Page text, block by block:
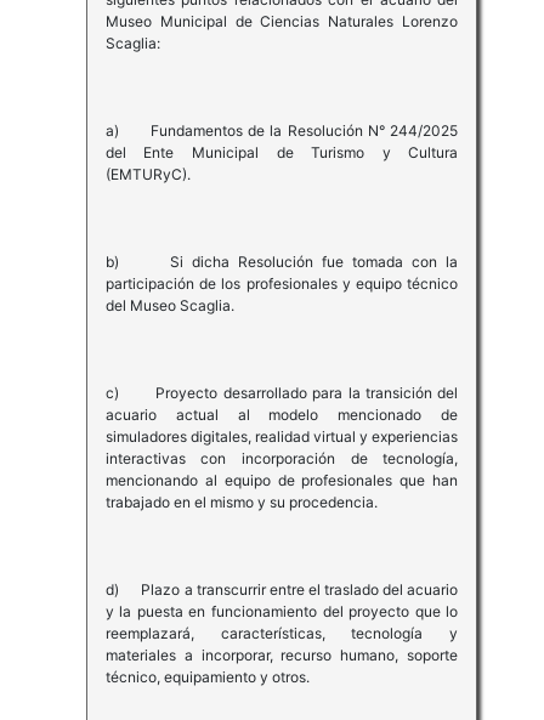
Museo Municipal de Ciencias Naturales Lorenzo
Scaglia:
a) Fundamentos de la Resolución N° 244/2025
del Ente Municipal de Turismo y Cultura
(EMTURyC).
b) Si dicha Resolución fue tomada con la
participación de los profesionales y equipo técnico
del Museo Scaglia.
c) Proyecto desarrollado para la transición del
acuario actual al modelo mencionado de
simuladores digitales, realidad virtual y experiencias
interactivas con incorporación de tecnología,
mencionando al equipo de profesionales que han
trabajado en el mismo y su procedencia.
d) Plazo a transcurrir entre el traslado del acuario
y la puesta en funcionamiento del proyecto que lo
reemplazará, características, tecnología y
materiales a incorporar, recurso humano, soporte
técnico, equipamiento y otros.